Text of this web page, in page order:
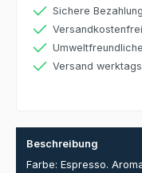
Sichere Bezahlung
Versand
Beschreibung
Farbe: Espresso.